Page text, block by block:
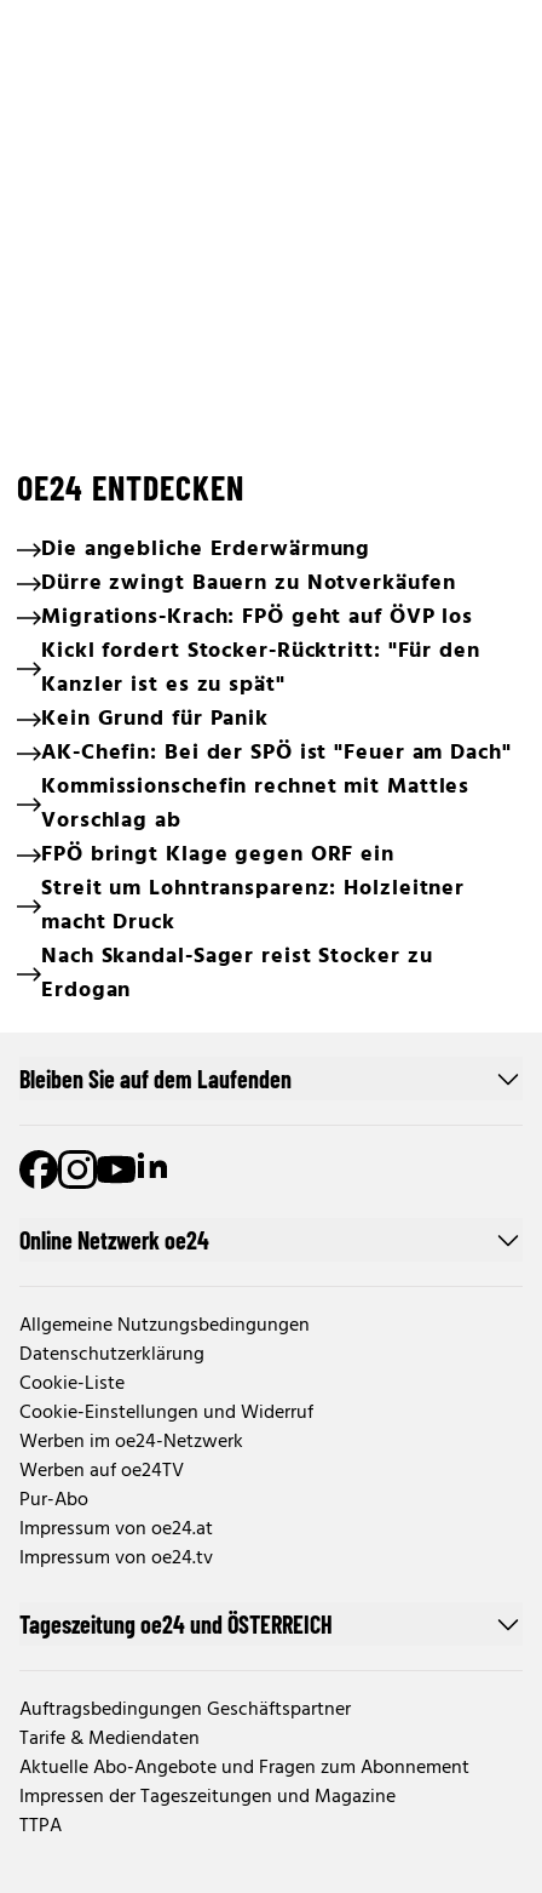
OE24 ENTDECKEN
Die angebliche Erderwärmung
Dürre zwingt Bauern zu Notverkäufen
Migrations-Krach: FPÖ geht auf ÖVP los
Kickl fordert Stocker-Rücktritt: "Für den
Kanzler ist es zu spät"
Kein Grund für Panik
AK-Chefin: Bei der SPÖ ist "Feuer am Dach"
Kommissionschefin rechnet mit Mattles
Vorschlag ab
FPÖ bringt Klage gegen ORF ein
Streit um Lohntransparenz: Holzleitner
macht Druck
Nach Skandal-Sager reist Stocker zu
Erdogan
Online Netzwerk oe24
Allgemeine Nutzungsbedingungen
Datenschutzerklärung
Cookie-Liste
Cookie-Einstellungen und Widerruf
Werben im oe24-Netzwerk
Werben auf oe24TV
Pur-Abo
Impressum von oe24.at
Impressum von oe24.tv
Tageszeitung oe24 und ÖSTERREICH
Auftragsbedingungen Geschäftspartner
Tarife & Mediendaten
Aktuelle Abo-Angebote und Fragen zum Abonnement
Impressen der Tageszeitungen und Magazine
TTPA
Bleiben Sie auf dem Laufenden